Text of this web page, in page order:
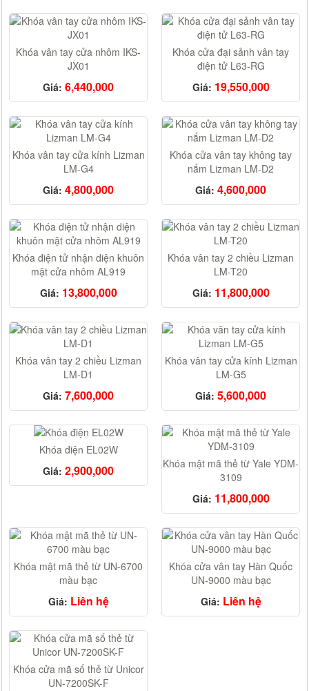
Khóa vân tay cửa nhôm IKS-
JX01
Giá: 6,440,000
Khóa cửa đại sảnh vân tay
điện tử L63-RG
Giá: 19,550,000
Khóa vân tay cửa kính Lizman
LM-G4
Giá: 4,800,000
Khóa cửa vân tay không tay
nắm Lizman LM-D2
Giá: 4,600,000
Khóa điện tử nhận diện khuôn
mặt cửa nhôm AL919
Giá: 13,800,000
Khóa vân tay 2 chiều Lizman
LM-T20
Giá: 11,800,000
Khóa vân tay 2 chiều Lizman
LM-D1
Giá: 7,600,000
Khóa vân tay cửa kính Lizman
LM-G5
Giá: 5,600,000
Khóa điện EL02W
Giá: 2,900,000
Khóa mật mã thẻ từ Yale YDM-
3109
Giá: 11,800,000
Khóa mật mã thẻ từ UN-6700
màu bạc
Giá: Liên hệ
Khóa cửa vân tay Hàn Quốc
UN-9000 màu bạc
Giá: Liên hệ
Khóa cửa mã số thẻ từ Unicor
UN-7200SK-F